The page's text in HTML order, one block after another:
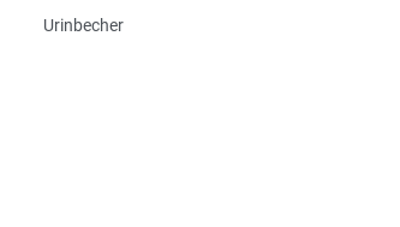
Urinbecher